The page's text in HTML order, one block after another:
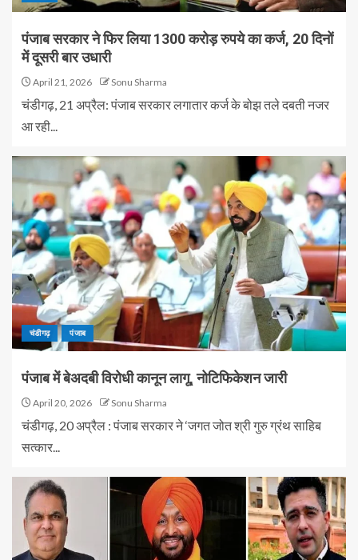
पंजाब सरकार ने फिर लिया 1300 करोड़ रुपये का कर्ज, 20 दिनों
में दूसरी बार उधारी
April 21, 2026 Sonu Sharma
चंडीगढ़, 21 अप्रैल: पंजाब सरकार लगातार कर्ज के बोझ तले दबती नजर
आ रही...
चंडीगढ़ पंजाब
पंजाब में बेअदबी विरोधी कानून लागू, नोटिफिकेशन जारी
April 20, 2026 Sonu Sharma
चंडीगढ़, 20 अप्रैल : पंजाब सरकार ने ‘जगत जोत श्री गुरु ग्रंथ साहिब
सत्कार...